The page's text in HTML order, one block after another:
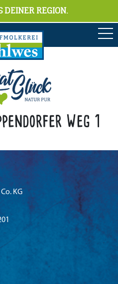
DEINER REGION.
Weg 1
KG